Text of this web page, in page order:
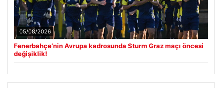
05/08/2026
Fenerbahçe’nin Avrupa kadrosunda Sturm Graz maçı öncesi
değişiklik!